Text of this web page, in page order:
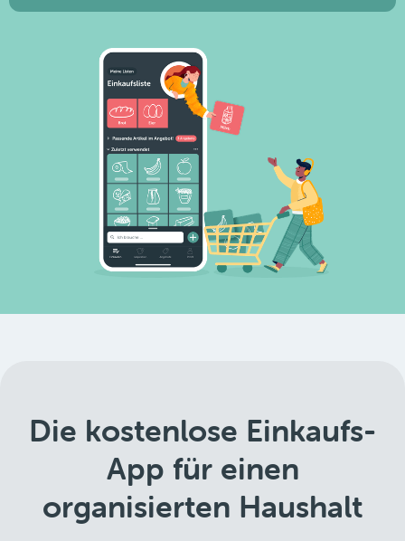
Die kostenlose Einkaufs-
App für einen
organisierten Haushalt